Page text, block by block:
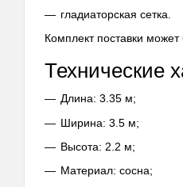
гладиаторская сетка.
Комплект поставки
Технические
Длина: 3.35 м;
Ширина: 3.5 м;
Высота: 2.2 м;
Материал: сосна;